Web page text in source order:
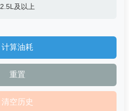
2.5L及以上
清空历史